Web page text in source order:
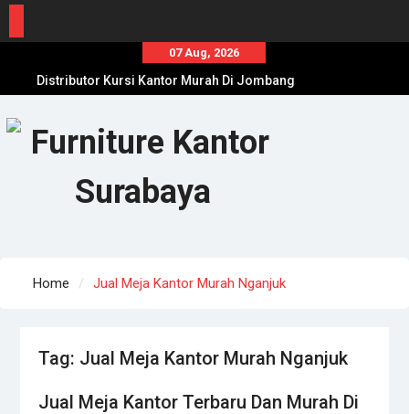
content
07 Aug, 2026
Distributor Kursi Kantor Murah Di Jombang
Di Pamekasan
Home Jual Meja Kantor Murah Nganjuk
Tag: Jual Meja Kantor Murah Nganjuk
Jual Meja Kantor Terbaru Dan Murah Di